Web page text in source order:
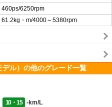
460ps/6250rpm
61.2kg・m/4000～5380rpm
ル）の他のグレード一覧
10・15
-km/L